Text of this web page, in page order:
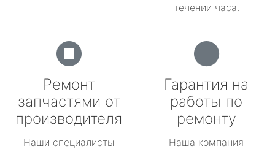
течении часа.
Ремонт
запчастями от
производителя
Наши специалисты
Гарантия на
работы по
ремонту
Наша компания